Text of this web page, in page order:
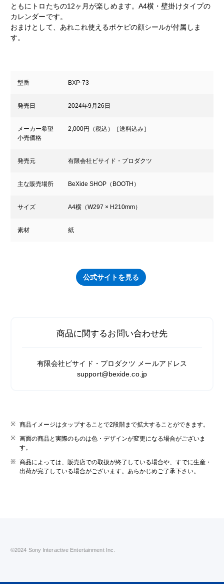
ともにトロたちの12ヶ月が楽しめます。A4横・壁掛けタイプの
カレンダーです。
おまけとして、あれこれ使えるポケピの顔シールが付属しま
す。
型番 BXP-73
発売日 2024年9月26日
メーカー希望
小売価格
2,000円（税込）［送料込み］
発売元 有限会社ビサイド・プロダクツ
主な販売場所 BeXide SHOP（BOOTH）
サイズ A4横（W297 × H210mm）
素材 紙
公式サイトを見る
商品に関するお問い合わせ先
有限会社ビサイド・プロダクツ メールアドレス
support@bexide.co.jp
商品イメージはタップすることで2段階まで拡大することができます。
画面の商品と実際のものは色・デザインが変更になる場合がございま
す。
商品によっては、販売店での取扱が終了している場合や、すでに生産・
出荷が完了している場合がございます。あらかじめご了承下さい。
©2024 Sony Interactive Entertainment Inc.